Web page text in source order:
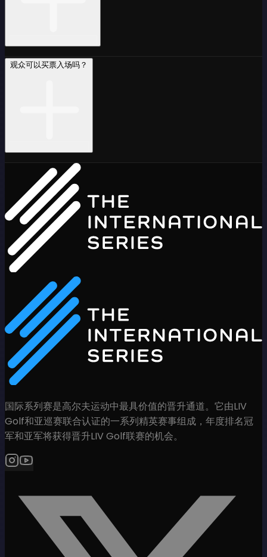
观众可以买票入场吗？
国际系列赛是高尔夫运动中最具价值的晋升通道。它由LIV
Golf和亚巡赛联合认证的一系列精英赛事组成，年度排名冠
军和亚军将获得晋升LIV Golf联赛的机会。